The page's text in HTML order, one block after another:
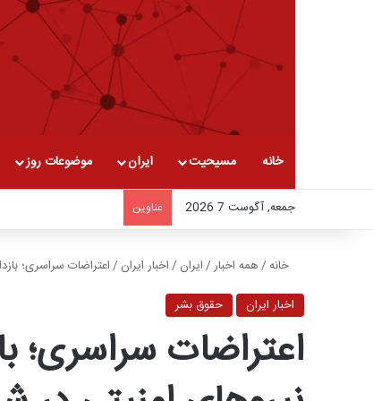
خانه مسیحیت ایران موضوعات روز
جمعه, آگوست 7 2026 عناوین
خانه/همه اخبار/ایران /اخبار ایران /اعتراضات سراسری؛ بازداشت ۷ شهروند توسط نیروهای امنیتی در
اخبار ایران
حقوق بشر